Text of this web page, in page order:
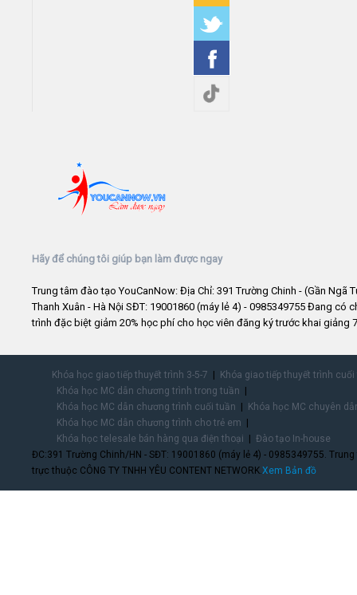
Hãy để chúng tôi giúp bạn làm được ngay
Trung tâm đào tạo YouCanNow: Địa Chỉ: 391 Trường Chinh - (Gần Ngã
Thanh Xuân - Hà Nội SĐT: 19001860 (máy lẻ 4) - 0985349755 Đang có
trình đặc biệt giảm 20% học phí cho học viên đăng ký trước khai giảng
Khóa học giao tiếp thuyết trình 3-5-7
Khóa giao tiếp thuyết trình
Khóa học MC dẫn chương trình trong tuần
Khóa học MC dẫn chương trình cuối tuần
Khóa học MC chuyên
Khóa học MC dẫn chương trình cho trẻ em
Khóa học telesale bán hàng qua điện thoại
Đào tạo In-house
ĐC:391 Trường Chinh/HN - SĐT: 19001860 (máy lẻ 4) - 0985349755.
trực thuộc CÔNG TY TNHH YÊU CONTENT NETWORK.Xem Bản đồ